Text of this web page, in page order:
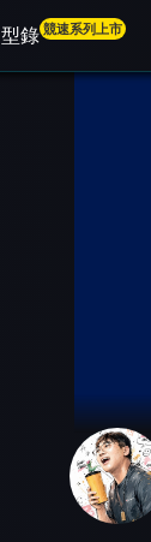
型錄競速系列上市